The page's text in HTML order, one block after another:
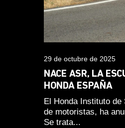
29 de octubre de 2025
NACE ASR, LA
HONDA ESPAÑA
El Honda Instituto
de motoristas, ha
Se trata...